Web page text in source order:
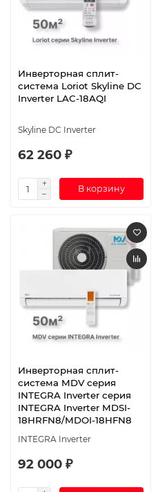
Инверторная сплит-
система Loriot Skyline DC
Inverter LAC-18AQI
Skyline DC Inverter
62 260 ₽
В корзину
Инверторная сплит-
система MDV серия
INTEGRA Inverter серия
INTEGRA Inverter MDSI-
18HRFN8/MDOI-18HFN8
INTEGRA Inverter
92 000 ₽